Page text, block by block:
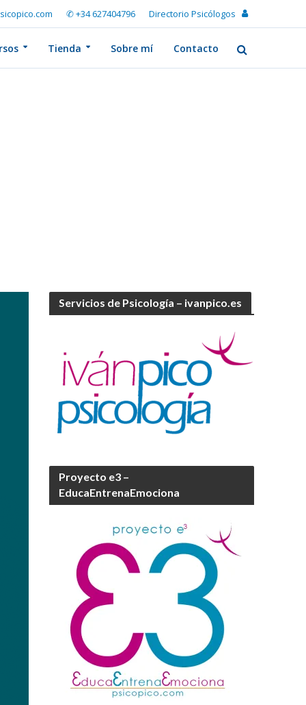
✆ +34 627404796 Directorio Psicólogos
Tienda Sobre mí Contacto
Servicios de Psicología – ivanpico.es
Proyecto e3 –
EducaEntrenaEmociona